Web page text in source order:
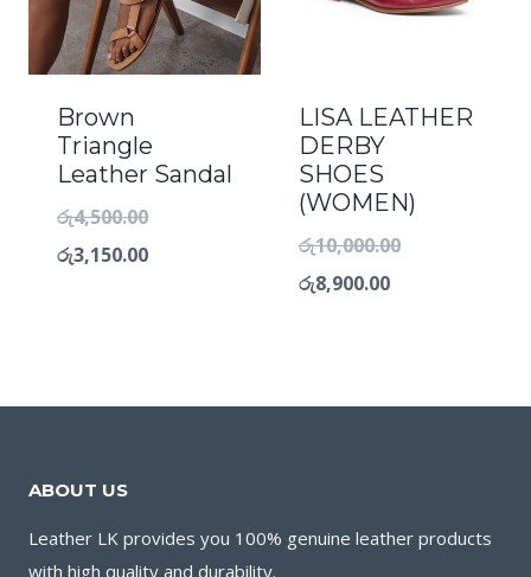
Brown
Triangle
Leather Sandal
රු4,500.00
රු3,150.00
LISA LEATHER
DERBY
SHOES
(WOMEN)
රු10,000.00
රු8,900.00
ABOUT US
Leather LK provides you 100% genuine leather products
with high quality and durability.